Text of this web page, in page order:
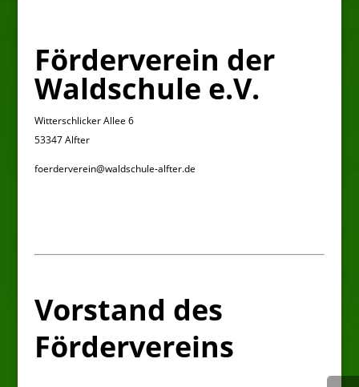
Förderverein der
Waldschule e.V.
Witterschlicker Allee 6
53347 Alfter
foerderverein@waldschule-alfter.de
Vorstand des
Fördervereins